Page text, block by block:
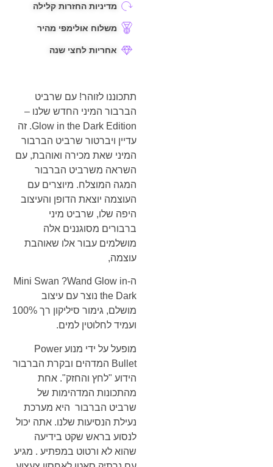
מדיניות החזרות קלילה
משלוח אולימפי מהיר
אחריות לחצי שנה
תתכוננו לזוהר! עם שרביט
הברבור המיני החדש שלנו –
Glow in the Dark Edition. זה
עדיין ויברטור שרביט הברבור
המיני שאת מכירה ואוהבת, עם
השראה משרביט הברבור
המגה המוצלח. מיוצרים עם
העוצמה יוצאת הדופן והעיצוב
היפה שלו, שרביט מיני
ברבורים מסוגננים אלה
מושלמים עבור אלו שאוהבת
עוצמה,
ה-Mini Swan ?Wand Glow in
the Dark נוצר עם עיצוב
מושלם, גימור סיליקון רך 100%
ועמיד לחלוטין למים.
מופעל על ידי מנוע Power
Bullet המדהים ובקרת הברבור
הידוע "לחץ והחזק". אחת
מהתכונות המדהימות של
שרביט הברבור היא מערכת
נעילת הנסיעות שלנו. אתה יכול
לנסוע בראש שקט בידיעה
שהוא לא ורטוט במפתיע . מגיע